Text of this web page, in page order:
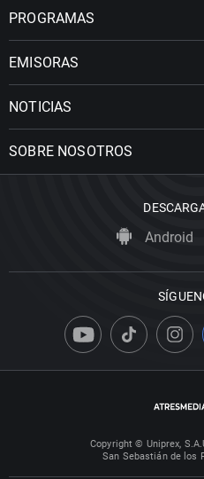
PROGRAMAS
EMISORAS
NOTICIAS
SOBRE NOSOTROS
Android
Copyright © Uniprex,
San Sebastián de los